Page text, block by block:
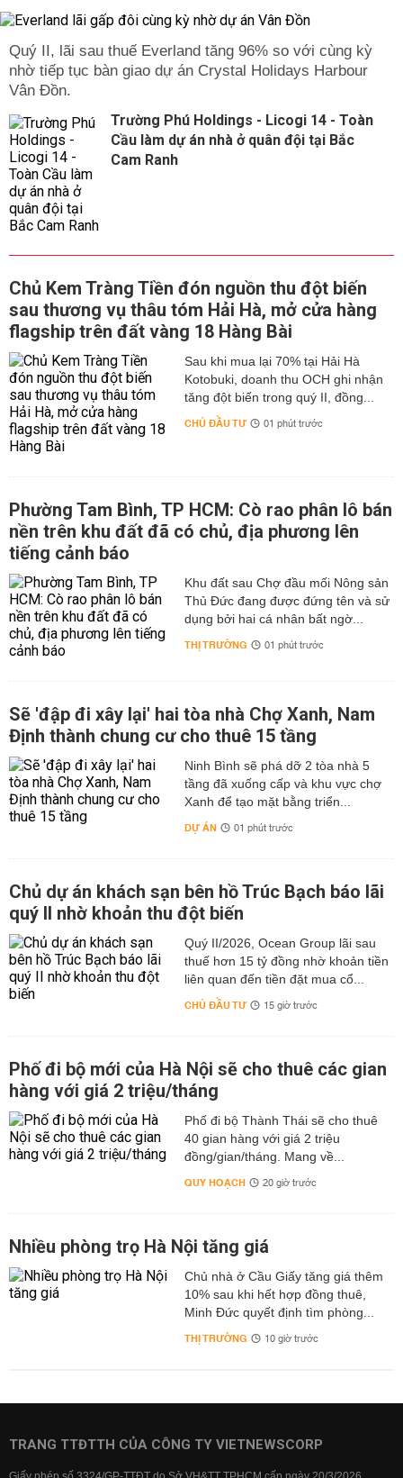
Quý II, lãi sau thuế Everland tăng 96% so với cùng kỳ
nhờ tiếp tục bàn giao dự án Crystal Holidays Harbour
Vân Đồn.
Trường Phú Holdings - Licogi 14 - Toàn
Cầu làm dự án nhà ở quân đội tại Bắc
Cam Ranh
Chủ Kem Tràng Tiền đón nguồn thu đột biến
sau thương vụ thâu tóm Hải Hà, mở cửa hàng
flagship trên đất vàng 18 Hàng Bài
Sau khi mua lại 70% tại Hải Hà
Kotobuki, doanh thu OCH ghi nhận
tăng đột biến trong quý II, đồng...
CHỦ ĐẦU TƯ 01 phút trước
Phường Tam Bình, TP HCM: Cò rao phân lô bán
nền trên khu đất đã có chủ, địa phương lên
tiếng cảnh báo
Khu đất sau Chợ đầu mối Nông sản
Thủ Đức đang được đứng tên và sử
dụng bởi hai cá nhân bất ngờ...
THỊ TRƯỜNG 01 phút trước
Sẽ 'đập đi xây lại' hai tòa nhà Chợ Xanh, Nam
Định thành chung cư cho thuê 15 tầng
Ninh Bình sẽ phá dỡ 2 tòa nhà 5
tầng đã xuống cấp và khu vực chợ
Xanh để tạo mặt bằng triển...
DỰ ÁN 01 phút trước
Chủ dự án khách sạn bên hồ Trúc Bạch báo lãi
quý II nhờ khoản thu đột biến
Quý II/2026, Ocean Group lãi sau
thuế hơn 15 tỷ đồng nhờ khoản tiền
liên quan đến tiền đặt mua cổ...
CHỦ ĐẦU TƯ 15 giờ trước
Phố đi bộ mới của Hà Nội sẽ cho thuê các gian
hàng với giá 2 triệu/tháng
Phố đi bộ Thành Thái sẽ cho thuê
40 gian hàng với giá 2 triệu
đồng/gian/tháng. Mang về...
QUY HOẠCH 20 giờ trước
Nhiều phòng trọ Hà Nội tăng giá
Chủ nhà ở Cầu Giấy tăng giá thêm
10% sau khi hết hợp đồng thuê,
Minh Đức quyết định tìm phòng...
THỊ TRƯỜNG 10 giờ trước
TRANG TTĐTTH CỦA CÔNG TY VIETNEWSCORP